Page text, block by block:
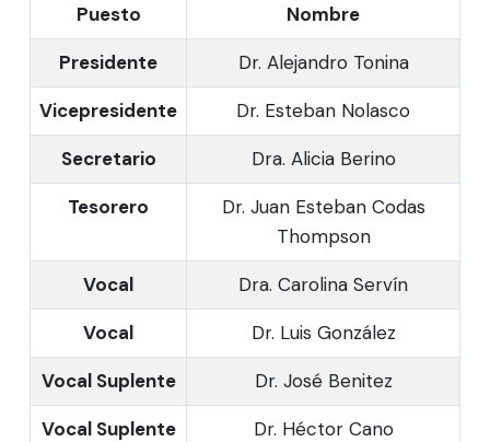
Puesto
Nombre
Presidente
Dr. Alejandro Tonina
Vicepresidente
Dr. Esteban Nolasco
Secretario
Dra. Alicia Berino
Tesorero
Dr. Juan Esteban Codas
Thompson
Vocal
Dra. Carolina Servín
Vocal
Dr. Luis González
Vocal Suplente
Dr. José Benitez
Vocal Suplente
Dr. Héctor Cano